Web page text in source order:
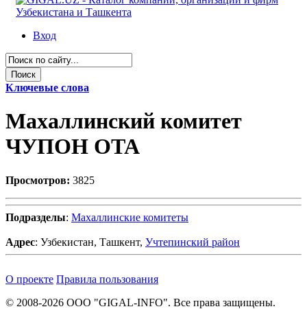
Вход
Ключевые слова
Махаллинский комитет
ЧУПОН ОТА
Просмотров: 3825
Подразделы: Махаллинские комитеты
Адрес: Узбекистан, Ташкент, Учтепинский район
О проекте Правила пользования
© 2008-2026 ООО "GIGAL-INFO". Все права защищены.